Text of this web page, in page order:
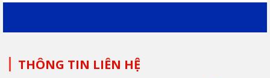
THÔNG TIN LIÊN HỆ